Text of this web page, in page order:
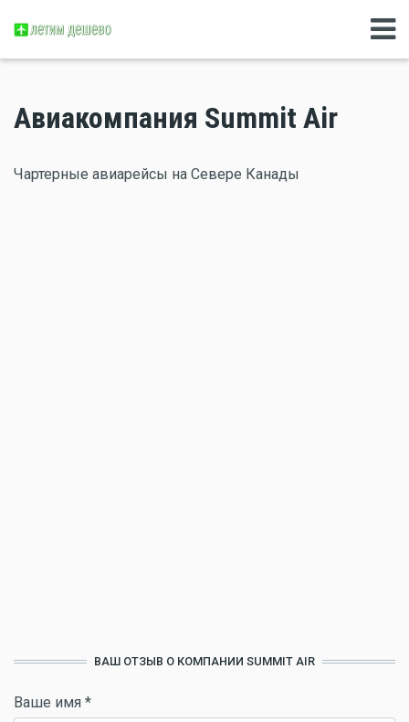
Авиакомпания Summit Air
Чартерные авиарейсы на Севере Канады
ВАШ ОТЗЫВ О КОМПАНИИ SUMMIT AIR
Ваше имя *